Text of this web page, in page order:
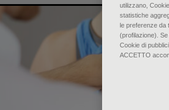
utilizzano,
statistiche
le preferenze da
(profilazione).
Cookie di
ACCETTO